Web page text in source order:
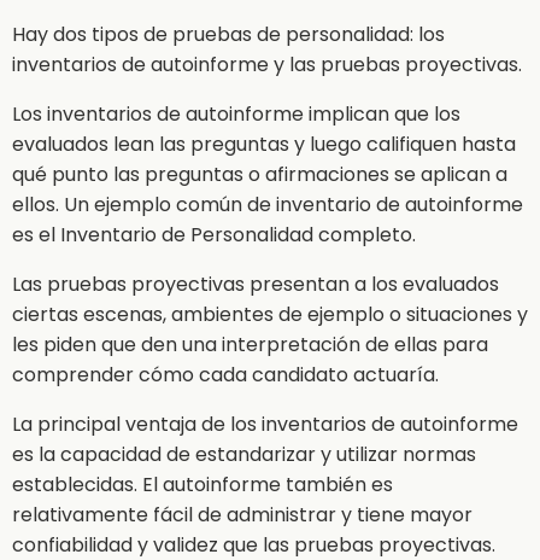
Hay dos tipos de pruebas de personalidad: los
inventarios de autoinforme y las pruebas proyectivas.
Los inventarios de autoinforme implican que los
evaluados lean las preguntas y luego califiquen hasta
qué punto las preguntas o afirmaciones se aplican a
ellos. Un ejemplo común de inventario de autoinforme
es el Inventario de Personalidad completo.
Las pruebas proyectivas presentan a los evaluados
ciertas escenas, ambientes de ejemplo o situaciones y
les piden que den una interpretación de ellas para
comprender cómo cada candidato actuaría.
La principal ventaja de los inventarios de autoinforme
es la capacidad de estandarizar y utilizar normas
establecidas. El autoinforme también es
relativamente fácil de administrar y tiene mayor
confiabilidad y validez que las pruebas proyectivas.